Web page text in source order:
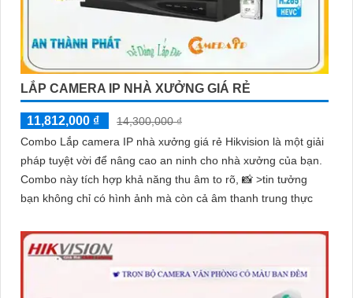
LẮP CAMERA IP NHÀ XƯỞNG GIÁ RẺ
11,812,000 ₫
14,300,000 ₫
Combo Lắp camera IP nhà xưởng giá rẻ Hikvision là một giải
pháp tuyệt vời để nâng cao an ninh cho nhà xưởng của bạn.
Combo này tích hợp khả năng thu âm to rõ, 📸 >tin tưởng
bạn không chỉ có hình ảnh mà còn cả âm thanh trung thực